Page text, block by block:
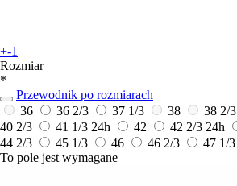
+-1
Rozmiar
*
Przewodnik po rozmiarach
36
36 2/3 37 1/3 38 38 2/3
40 2/3
41 1/3 24h 42 42 2/3 24h
44 2/3
45 1/3 46 46 2/3 47 1/3
To pole jest wymagane